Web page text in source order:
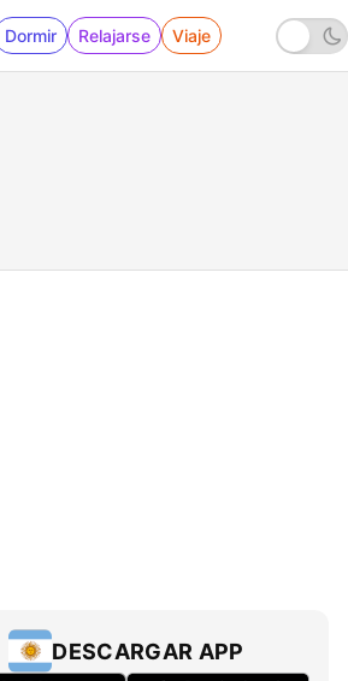
Dormir Relajarse Viaje
DESCARGAR APP